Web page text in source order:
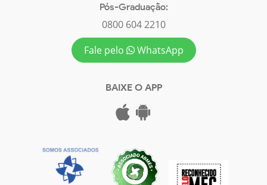
Pós-Graduação:
0800 604 2210
Fale pelo
WhatsApp
BAIXE O APP